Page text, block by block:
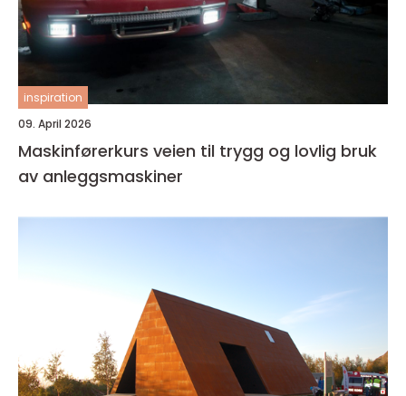
inspiration
09. April 2026
Maskinførerkurs veien til trygg og lovlig bruk
av anleggsmaskiner